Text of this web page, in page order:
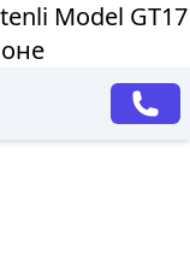
Model GT17